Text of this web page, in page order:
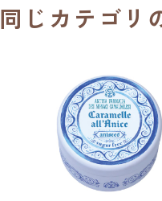
同じカテゴリ